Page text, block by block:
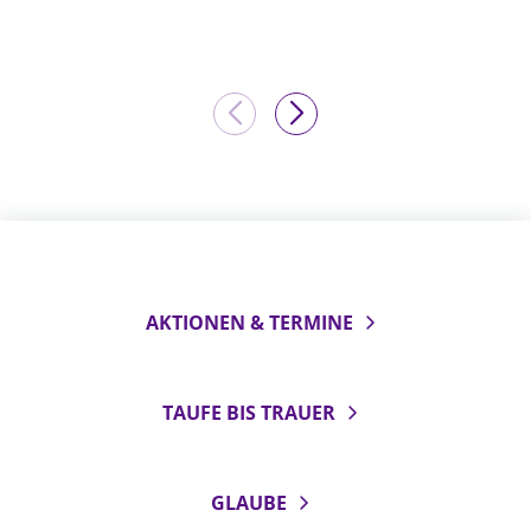
AKTIONEN & TERMINE
TAUFE BIS TRAUER
GLAUBE